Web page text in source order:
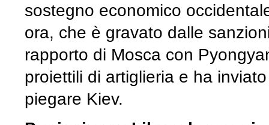
sostegno economico
ora, che è gravato dalle
rapporto di Mosca con
proiettili di artiglieria e ha
piegare Kiev.